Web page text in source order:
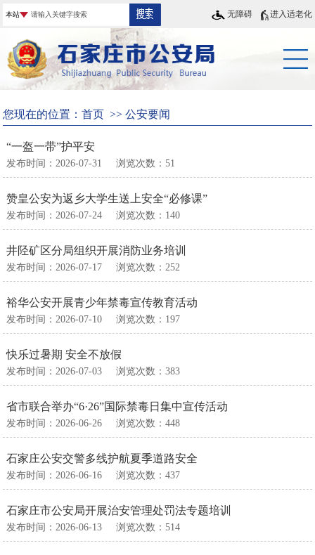
无障碍 进入适老化
您现在的位置：首页 >>公安要闻
“一盔一带”护平安
发布时间：2026-07-31 浏览次数：51
赞皇公安为返乡大学生送上安全“必修课”
发布时间：2026-07-24 浏览次数： 140
井陉矿区分局组织开展消防业务培训
发布时间：2026-07-17 浏览次数： 252
裕华公安开展青少年禁毒宣传教育活动
发布时间：2026-07-10 浏览次数： 197
快乐过暑期 安全不放假
发布时间：2026-07-03 浏览次数：383
省市联合举办“6·26”国际禁毒日集中宣传活动
发布时间：2026-06-26 浏览次数：448
石家庄公安交警多线护航夏季道路安全
发布时间：2026-06-16 浏览次数：437
石家庄市公安局开展治安管理处罚法专题培训
发布时间：2026-06-13 浏览次数：514